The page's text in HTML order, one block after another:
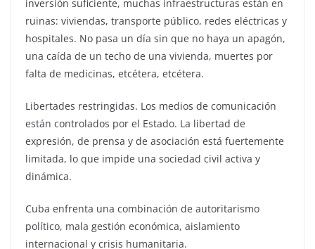
inversión suficiente, muchas infraestructuras están en
ruinas: viviendas, transporte público, redes eléctricas y
hospitales. No pasa un día sin que no haya un apagón,
una caída de un techo de una vivienda, muertes por
falta de medicinas, etcétera, etcétera.
Libertades restringidas. Los medios de comunicación
están controlados por el Estado. La libertad de
expresión, de prensa y de asociación está fuertemente
limitada, lo que impide una sociedad civil activa y
dinámica.
Cuba enfrenta una combinación de autoritarismo
político, mala gestión económica, aislamiento
internacional y crisis humanitaria.